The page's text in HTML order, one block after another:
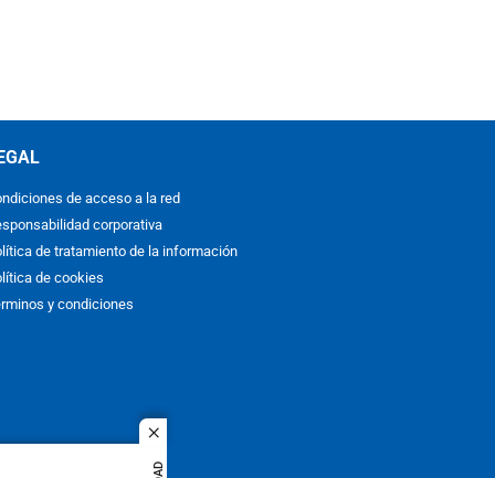
close
de acceso a la red
corporativa
de tratamiento de la información
de cookies
y condiciones